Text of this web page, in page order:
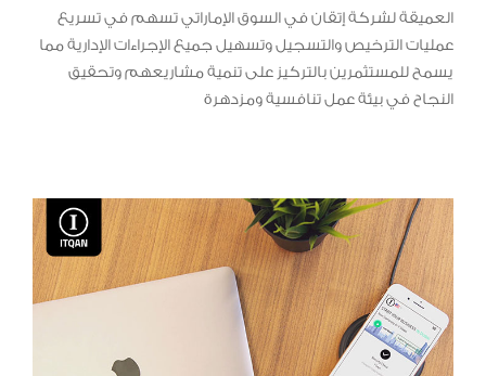
العميقة لشركة إتقان في السوق الإماراتي تسهم في تسريع
عمليات الترخيص والتسجيل وتسهيل جميع الإجراءات الإدارية مما
يسمح للمستثمرين بالتركيز على تنمية مشاريعهم وتحقيق
النجاح في بيئة عمل تنافسية ومزدهرة